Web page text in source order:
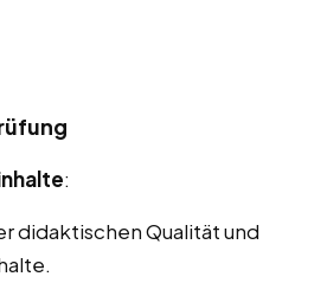
:
didaktischen Qualität und